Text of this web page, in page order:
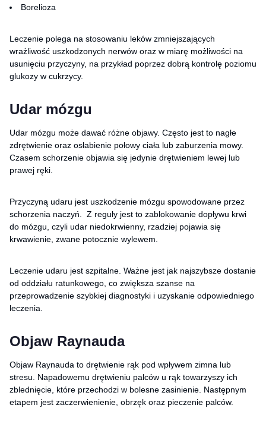
Borelioza
Leczenie polega na stosowaniu leków zmniejszających
wrażliwość uszkodzonych nerwów oraz w miarę możliwości na
usunięciu przyczyny, na przykład poprzez dobrą kontrolę poziomu
glukozy w cukrzycy.
Udar mózgu
Udar mózgu może dawać różne objawy. Często jest to nagłe
zdrętwienie oraz osłabienie połowy ciała lub zaburzenia mowy.
Czasem schorzenie objawia się jedynie drętwieniem lewej lub
prawej ręki.
Przyczyną udaru jest uszkodzenie mózgu spowodowane przez
schorzenia naczyń. Z reguły jest to zablokowanie dopływu krwi
do mózgu, czyli udar niedokrwienny, rzadziej pojawia się
krwawienie, zwane potocznie wylewem.
Leczenie udaru jest szpitalne. Ważne jest jak najszybsze dostanie
od oddziału ratunkowego, co zwiększa szanse na
przeprowadzenie szybkiej diagnostyki i uzyskanie odpowiedniego
leczenia.
Objaw Raynauda
Objaw Raynauda to drętwienie rąk pod wpływem zimna lub
stresu. Napadowemu drętwieniu palców u rąk towarzyszy ich
zblednięcie, które przechodzi w bolesne zasinienie. Następnym
etapem jest zaczerwienienie, obrzęk oraz pieczenie palców.